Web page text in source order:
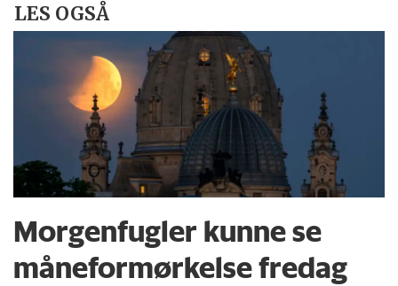
LES OGSÅ
Morgenfugler kunne se
måneformørkelse fredag